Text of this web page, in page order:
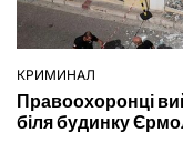
ОПУБЛІКУВАТИ
КРИМИНАЛ
Правоохоронці
біля будинку